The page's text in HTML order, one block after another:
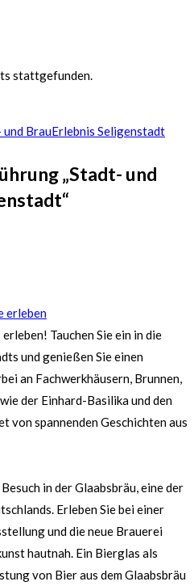
stattgefunden.
und BrauErlebnis Seligenstadt
„Stadt- und
erleben
Tauchen Sie ein in die
und genießen Sie einen
an Fachwerkhäusern, Brunnen,
der Einhard-Basilika und den
von spannenden Geschichten aus
in der Glaabsbräu, eine der
Erleben Sie bei einer
und die neue Brauerei
hautnah. Ein Bierglas als
von Bier aus dem Glaabsbräu